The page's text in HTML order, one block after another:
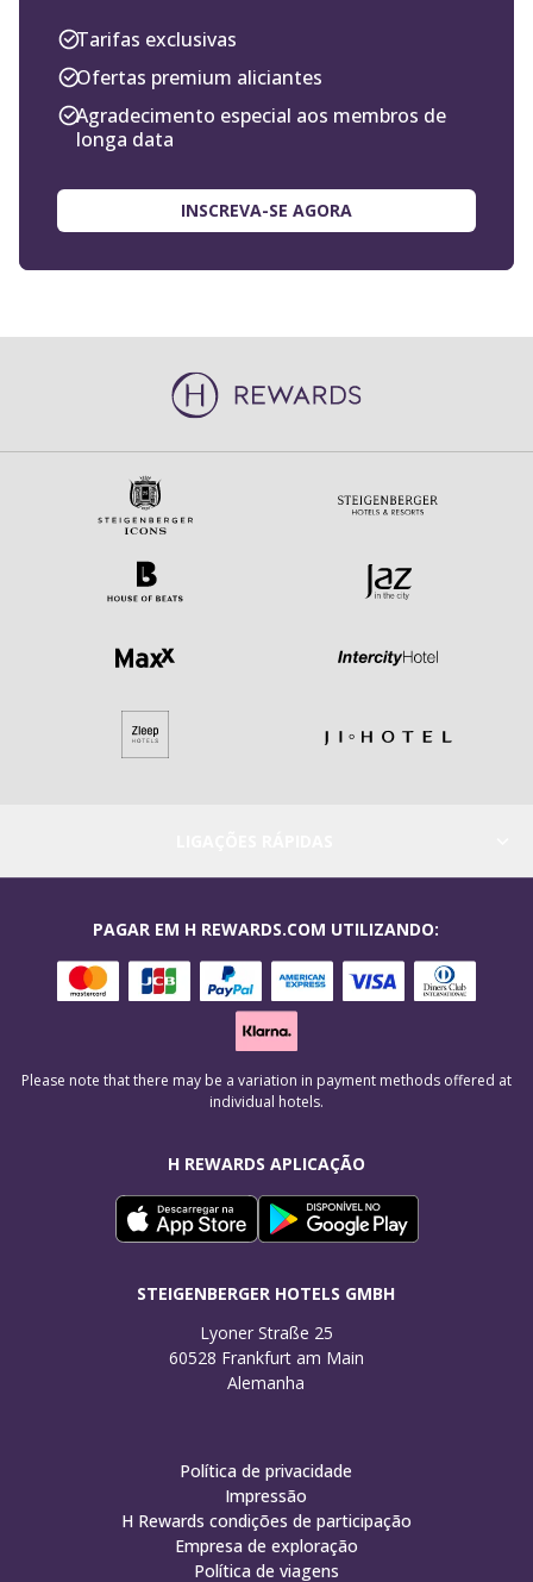
longa data
INSCREVA-SE AGORA
H REWARDS APLICAÇÃO
STEIGENBERGER HOTELS GMBH
Lyoner Straße 25
60528 Frankfurt am Main
Alemanha
PAGAR EM H REWARDS.COM UTILIZANDO:
Please note that there may be a variation in payment methods offered at
individual hotels.
Política de privacidade
Impressão
H Rewards condições de participação
Empresa de exploração
Política de viagens